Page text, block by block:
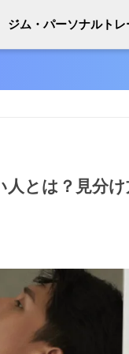
ジム・パーソナルト
人とは？見分